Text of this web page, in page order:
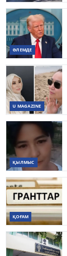
ӘЛЕМДЕ
U MAGAZINE
ҚЫЛМЫС
ҚОҒАМ